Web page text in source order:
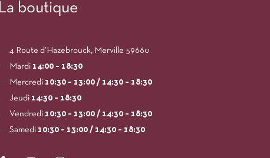
La boutique
4 Route d’Hazebrouck, Merville 59660
Mardi 14:00– 18:30
Mercredi 10:30 – 13:00 / 14:30 – 18:30
Jeudi 14:30 – 18:30
Vendredi10:30 – 13:00 / 14:30 – 18:30
Samedi 10:30 – 13:00 / 14:30 – 18:30